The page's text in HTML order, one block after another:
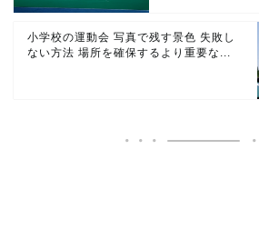
小学校の運動会 写真で残す景色 失敗し
ない方法 場所を確保するより重要な...